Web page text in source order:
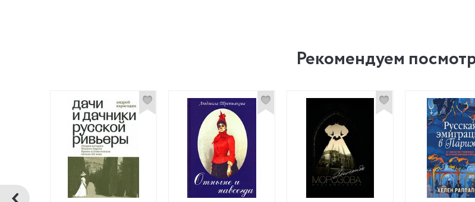
Рекомендуем